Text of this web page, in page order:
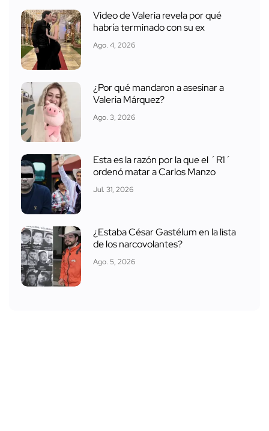
Video de Valeria revela por qué
habría terminado con su ex
Ago. 4, 2026
¿Por qué mandaron a asesinar a
Valeria Márquez?
Ago. 3, 2026
Esta es la razón por la que el ´R1´
ordenó matar a Carlos Manzo
Jul. 31, 2026
¿Estaba César Gastélum en la lista
de los narcovolantes?
Ago. 5, 2026